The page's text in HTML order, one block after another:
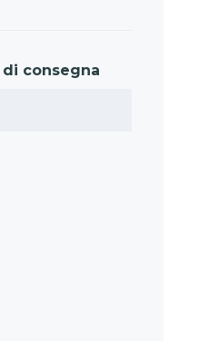
consegna